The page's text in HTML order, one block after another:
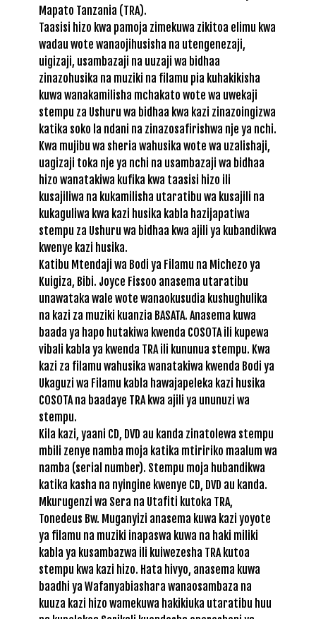
Mapato Tanzania (TRA).
Taasisi hizo kwa pamoja zimekuwa zikitoa elimu kwa
wadau wote wanaojihusisha na utengenezaji,
uigizaji, usambazaji na uuzaji wa bidhaa
zinazohusika na muziki na filamu pia kuhakikisha
kuwa wanakamilisha mchakato wote wa uwekaji
stempu za Ushuru wa bidhaa kwa kazi zinazoingizwa
katika soko la ndani na zinazosafirishwa nje ya nchi.
Kwa mujibu wa sheria wahusika wote wa uzalishaji,
uagizaji toka nje ya nchi na usambazaji wa bidhaa
hizo wanatakiwa kufika kwa taasisi hizo ili
kusajiliwa na kukamilisha utaratibu wa kusajili na
kukaguliwa kwa kazi husika kabla hazijapatiwa
stempu za Ushuru wa bidhaa kwa ajili ya kubandikwa
kwenye kazi husika.
Katibu Mtendaji wa Bodi ya Filamu na Michezo ya
Kuigiza, Bibi. Joyce Fissoo anasema utaratibu
unawataka wale wote wanaokusudia kushughulika
na kazi za muziki kuanzia BASATA. Anasema kuwa
baada ya hapo hutakiwa kwenda COSOTA ili kupewa
vibali kabla ya kwenda TRA ili kununua stempu. Kwa
kazi za filamu wahusika wanatakiwa kwenda Bodi ya
Ukaguzi wa Filamu kabla hawajapeleka kazi husika
COSOTA na baadaye TRA kwa ajili ya ununuzi wa
stempu.
Kila kazi, yaani CD, DVD au kanda zinatolewa stempu
mbili zenye namba moja katika mtiririko maalum wa
namba (serial number). Stempu moja hubandikwa
katika kasha na nyingine kwenye CD, DVD au kanda.
Mkurugenzi wa Sera na Utafiti kutoka TRA,
Tonedeus Bw. Muganyizi anasema kuwa kazi yoyote
ya filamu na muziki inapaswa kuwa na haki miliki
kabla ya kusambazwa ili kuiwezesha TRA kutoa
stempu kwa kazi hizo. Hata hivyo, anasema kuwa
baadhi ya Wafanyabiashara wanaosambaza na
kuuza kazi hizo wamekuwa hakikiuka utaratibu huu